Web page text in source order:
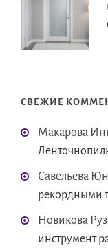
СВЕЖИЕ
Макарова
Савельева
рекордными
Новикова
инструмент